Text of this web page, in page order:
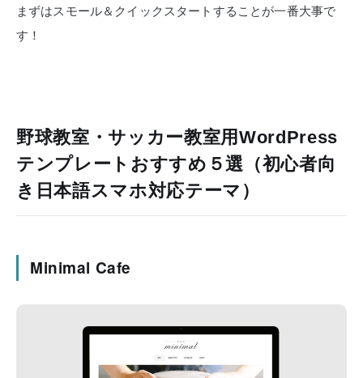
まずはスモール＆クイックスタートすることが一番大事で
す！
野球教室・サッカー教室用WordPress
テンプレートおすすめ５選（初心者向
き日本語スマホ対応テーマ）
Minimal Cafe